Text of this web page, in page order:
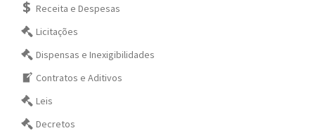
Receita e Despesas
Licitações
Dispensas e Inexigibilidades
Contratos e Aditivos
Leis
Decretos